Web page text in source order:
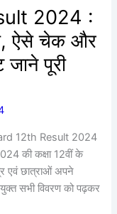
2024 :
ऐसे चेक और
पूरी
12th Result 2024
2024 की कक्षा 12वीं के
एवं छात्राओं अपने
सभी विवरण को पढ़कर